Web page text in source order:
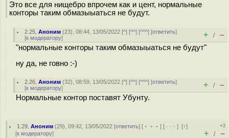
Это все для нищебро впрочем как и цент, нормальные
конторы таким обмазыыаться не будут.
2.25 ,Аноним (23), 08:44, 13/05/2022 [^] [^^] [^^^] [ответить]
[к модератору] + / –
"нормальные конторы таким обмазыыаться не будут"
ну да, не говно :-)
2.26 ,Аноним (32), 08:59, 13/05/2022 [^] [^^] [^^^] [ответить]
[к модератору] + / –
Нормальные контор поставят Убунту.
1.29 ,Аноним (29), 09:42, 13/05/2022 [ответить] [ ﹢﹢﹢] [ · · ·][↑]
[к модератору]
+2
+ / –